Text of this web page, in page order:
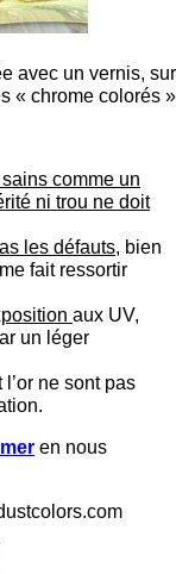
avec un vernis, sur
« chrome colorés »
comme un
ni trou ne doit
les défauts, bien
fait ressortir
aux UV,
un léger
ne sont pas
en nous